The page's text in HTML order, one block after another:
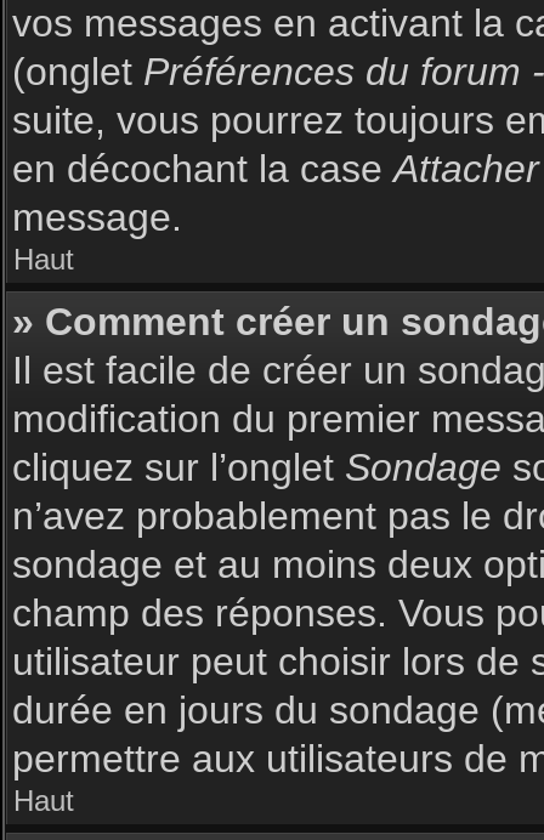
vos messages en activant la
(onglet Préférences du forum
suite, vous pourrez toujours
en décochant la case
message.
Haut
» Comment créer un
Il est facile de créer un
modification du premier
cliquez sur l’onglet Sondage
n’avez probablement pas le
sondage et au moins deux
champ des réponses. Vous
utilisateur peut choisir lors de
durée en jours du sondage
permettre aux utilisateurs de
Haut